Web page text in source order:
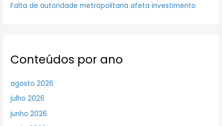
Falta de autoridade metropolitana afeta investimento
Conteúdos por ano
agosto 2026
julho 2026
junho 2026